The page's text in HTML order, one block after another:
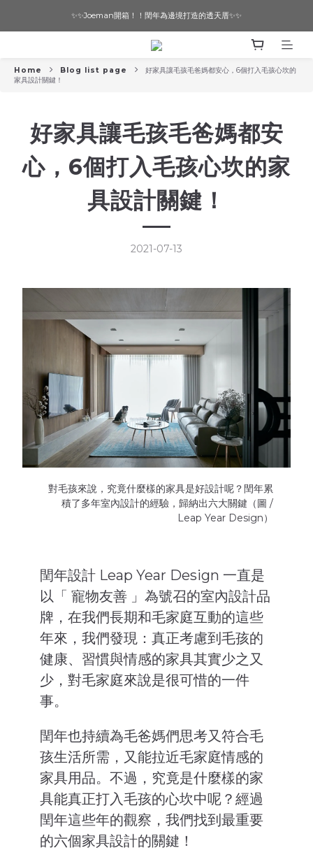
想要一個寵物友善的美宅嗎？ 🔶 即刻諮詢 🔶
✨✨Joeman開箱！！閏年為邊境打造的透天厝✨✨
想要一個寵物友善的美宅嗎？ 🔶 即刻諮詢 🔶
Home Blog list page
好家具讓毛孩毛爸媽都安心，6個打入毛孩心坎的
家具設計關鍵！
好家具讓毛孩毛爸媽都安
心，6個打入毛孩心坎的家
具設計關鍵！
2021-07-13
對毛孩來說，究竟什麼樣的家具是好設計呢？閏年累
積了多年室內設計的經驗，歸納出六大關鍵（圖 /
Leap Year Design）
閏年設計 Leap Year Design 一直是
以「 寵物友善 」為號召的室內設計品
牌，在我們長期和毛家庭互動的這些
年來，我們發現：真正考慮到毛孩的
健康、習慣與情感的家具其實少之又
少，對毛家庭來說是很可惜的一件
事。
閏年也持續為毛爸媽們思考又符合毛
孩生活所需，又能拉近毛家庭情感的
家具用品。不過，究竟是什麼樣的家
具能真正打入毛孩的心坎中呢？經過
閏年這些年的觀察，我們找到最重要
的六個家具設計的關鍵！